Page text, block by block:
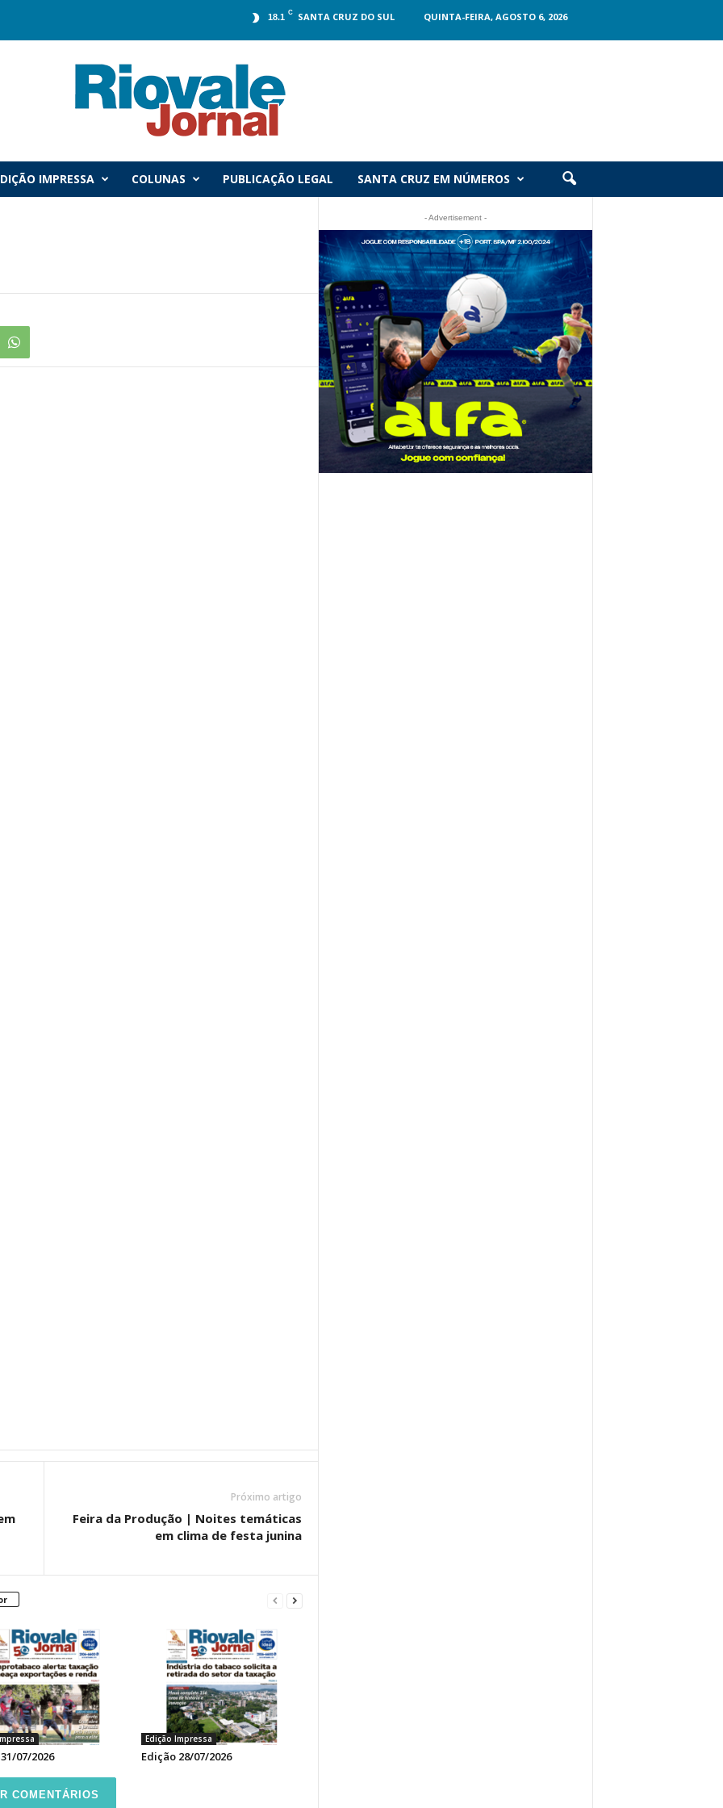
18.1 C SANTA CRUZ DO SUL QUINTA-FEIRA, AGOSTO 6, 2026
IMPRESSA COLUNAS PUBLICAÇÃO LEGAL SANTA CRUZ EM NÚMEROS
Próximo artigo
Feira da Produção | Noites temáticas
em clima de festa junina
07/2026
Edição Impressa
Edição 28/07/2026
COMENTÁRIOS
- Advertisement -